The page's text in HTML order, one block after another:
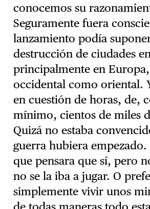
conocemos su
Seguramente fuera
lanzamiento podía
destrucción de ciudades
principalmente en
occidental como oriental.
en cuestión de horas, de,
mínimo, cientos de miles
Quizá no estaba
guerra hubiera empezado.
que pensara que sí, pero
no se la iba a jugar. O
simplemente vivir unos